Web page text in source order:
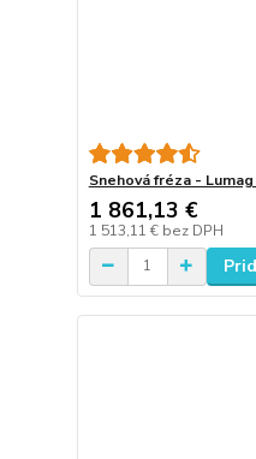
Snehová fréza -
1 861,13 €
1 513,11 € bez DPH